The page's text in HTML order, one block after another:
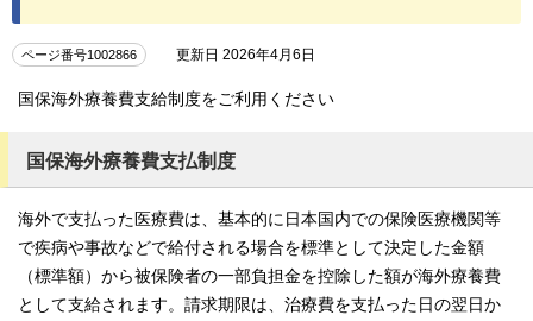
ページ番号1002866 更新日 2026年4月6日
国保海外療養費支給制度をご利用ください
国保海外療養費支払制度
海外で支払った医療費は、基本的に日本国内での保険医療機関等
で疾病や事故などで給付される場合を標準として決定した金額
（標準額）から被保険者の一部負担金を控除した額が海外療養費
として支給されます。請求期限は、治療費を支払った日の翌日か